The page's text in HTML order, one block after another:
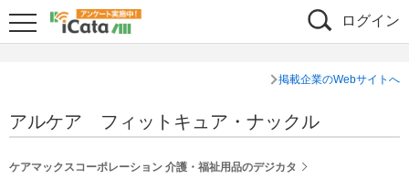
ログイン
掲載企業のWebサイトへ
アルケア フィットキュア・ナックル
ケアマックスコーポレーション 介護・福祉用品のデジカタ